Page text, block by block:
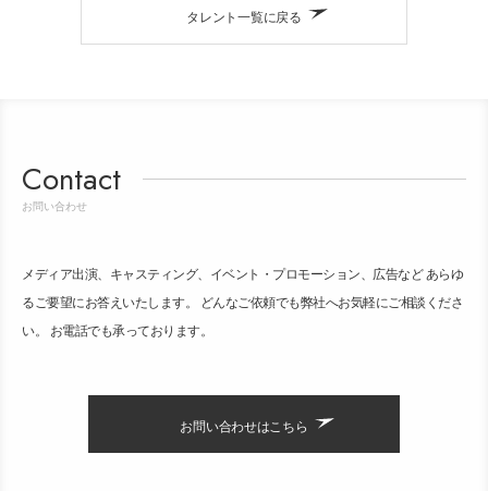
タレント一覧に戻る
Contact
お問い合わせ
メディア出演、キャスティング、イベント・プロモーション、広告など あらゆ
るご要望にお答えいたします。 どんなご依頼でも弊社へお気軽にご相談くださ
い。 お電話でも承っております。
お問い合わせはこちら